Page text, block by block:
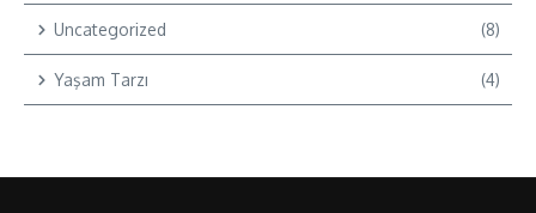
Uncategorized (8)
Yaşam Tarzı (4)